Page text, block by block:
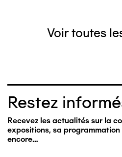
Voir toutes
Restez
Recevez les actualités sur la
expositions, sa
encore…